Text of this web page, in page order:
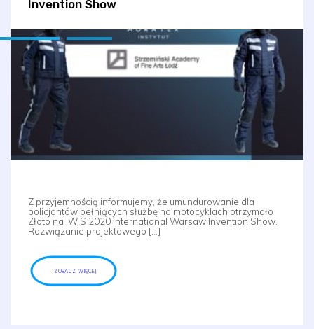
Invention Show
Z przyjemnością informujemy, że umundurowanie dla
policjantów pełniących służbę na motocyklach otrzymało
Złoto na IWIS 2020 International Warsaw Invention Show.
Rozwiązanie projektowego […]
ZOBACZ WIĘCEJ